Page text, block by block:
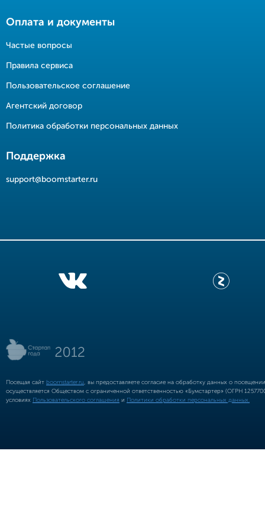
Оплата и документы
Частые вопросы
Правила сервиса
Пользовательское соглашение
Агентский договор
Политика обработки персональных данных
Поддержка
support@boomstarter.ru
Посещая сайт boomstarter.ru , вы предоставляете согласие на обработку данных о
осуществляется Обществом с ограниченной ответственностью «Бумстартер» (ОГРН
условиях Пользовательского соглашения и Политики обработки персональных данных.